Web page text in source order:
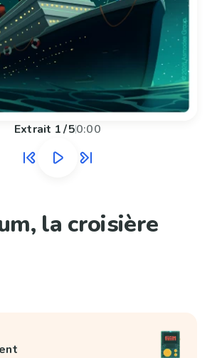
Extrait 1/50:00
la croisière